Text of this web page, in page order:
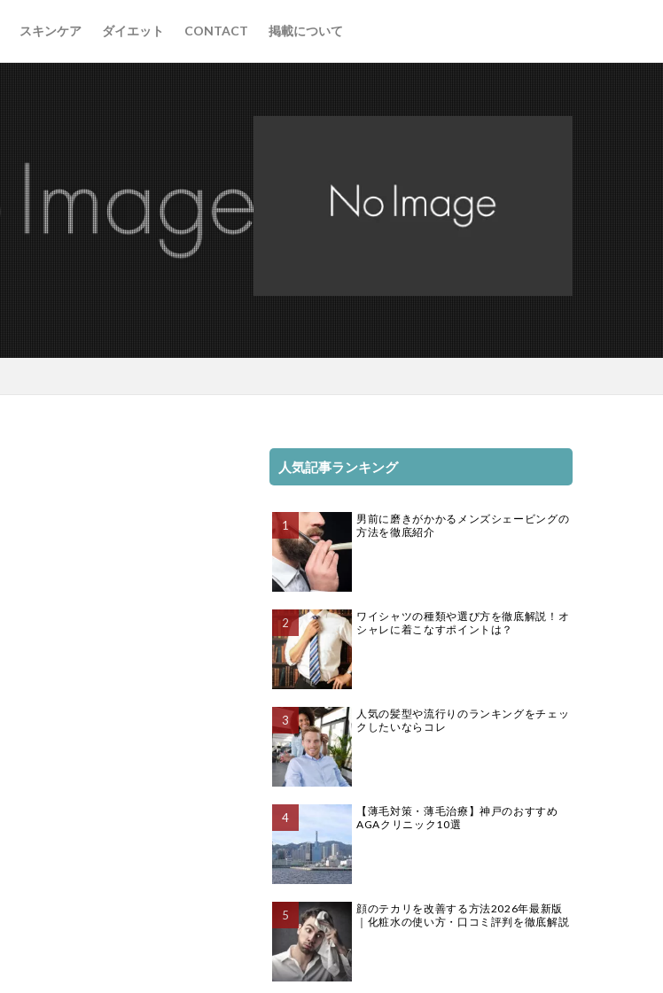
スキンケア ダイエット CONTACT 掲載について
人気記事ランキング
男前に磨きがかかるメンズシェービングの
方法を徹底紹介
ワイシャツの種類や選び方を徹底解説！オ
シャレに着こなすポイントは？
人気の髪型や流行りのランキングをチェッ
クしたいならコレ
【薄毛対策・薄毛治療】神戸のおすすめ
AGAクリニック10選
顔のテカリを改善する方法2026年最新版
｜化粧水の使い方・口コミ評判を徹底解説